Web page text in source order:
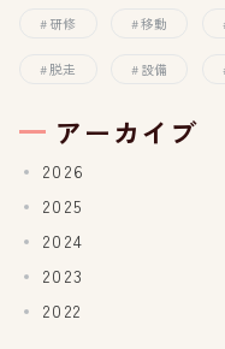
研修 移動
脱走 設備
アーカイブ
2026
2025
2024
2023
2022